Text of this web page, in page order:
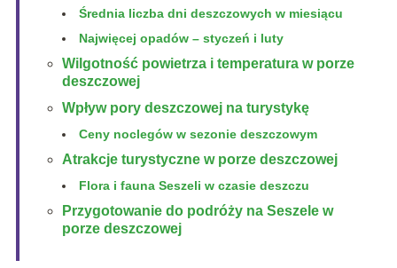
Średnia liczba dni deszczowych w miesiącu
Najwięcej opadów – styczeń i luty
Wilgotność powietrza i temperatura w porze
deszczowej
Wpływ pory deszczowej na turystykę
Ceny noclegów w sezonie deszczowym
Atrakcje turystyczne w porze deszczowej
Flora i fauna Seszeli w czasie deszczu
Przygotowanie do podróży na Seszele w
porze deszczowej